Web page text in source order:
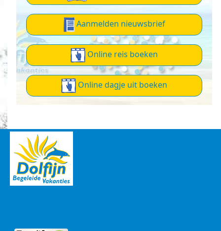
Aanmelden nieuwsbrief
Online reis boeken
Online dagje uit boeken